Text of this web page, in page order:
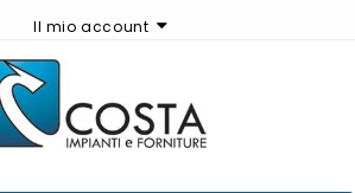
Il mio account